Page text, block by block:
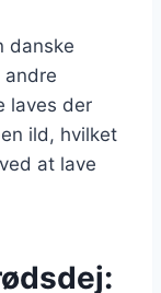
danske
andre
laves der
ild, hvilket
at lave